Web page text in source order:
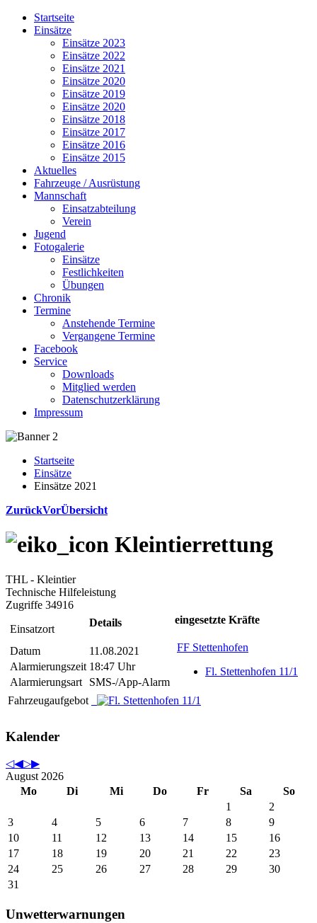
Startseite
Einsätze
Einsätze 2023
Einsätze 2022
Einsätze 2021
Einsätze 2020
Einsätze 2019
Einsätze 2020
Einsätze 2018
Einsätze 2017
Einsätze 2016
Einsätze 2015
Aktuelles
Fahrzeuge / Ausrüstung
Mannschaft
Einsatzabteilung
Verein
Jugend
Fotogalerie
Einsätze
Festlichkeiten
Übungen
Chronik
Termine
Anstehende Termine
Vergangene Termine
Facebook
Service
Downloads
Mitglied werden
Datenschutzerklärung
Impressum
Startseite
Einsätze
Einsätze 2021
ZurückVorÜbersicht
Kleintierrettung
THL - Kleintier
Technische Hilfeleistung
Zugriffe 34916
Einsatzort
Details
Datum
11.08.2021
Alarmierungszeit 18:47 Uhr
Alarmierungsart
SMS-/App-Alarm
eingesetzte Kräfte
FF Stettenhofen
Fl. Stettenhofen 11/1
Fahrzeugaufgebot
Kalender
Monat
JahrMonat
August 2026
Mo
Di Mi Do Fr Sa
So
1
2
3
4 5 6 7 8
9
10
11 12 13 14 15
16
17
18 19 20 21 22
23
24
25 26 27 28 29
30
31
Unwetterwarnungen